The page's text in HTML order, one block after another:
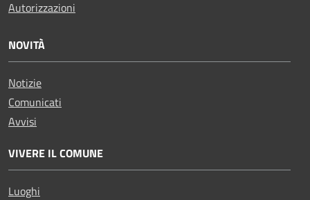
Autorizzazioni
NOVITÀ
Notizie
Comunicati
Avvisi
VIVERE IL COMUNE
Luoghi